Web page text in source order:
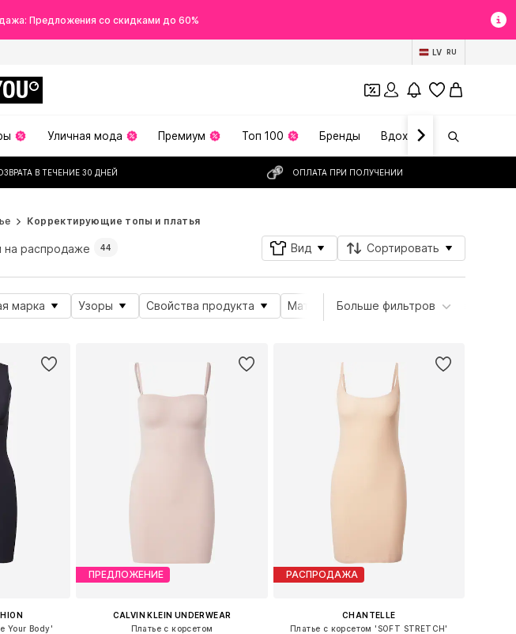
Предложения со скидками до 60%
LV RU
Уличная мода Премиум Топ 100 Бренды Вдохновение
В ТЕЧЕНИЕ 30 ДНЕЙ ОПЛАТА ПРИ ПОЛУЧЕНИИ
Корректирующие топы и платья
распродаже 44 Вид Сортировать
марка Узоры Свойства продукта Материал Специальные размеры
Больше фильтров
Your Body'
ПРЕДЛОЖЕНИЕ
CALVIN KLEIN UNDERWEAR
Платье с корсетом
РАСПРОДАЖА
CHANTELLE
Платье с корсетом 'SOFT STRETCH'